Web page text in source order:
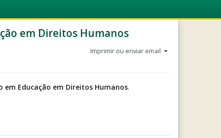
em Direitos Humanos
Imprimir ou enviar email
em Educação em Direitos Humanos.